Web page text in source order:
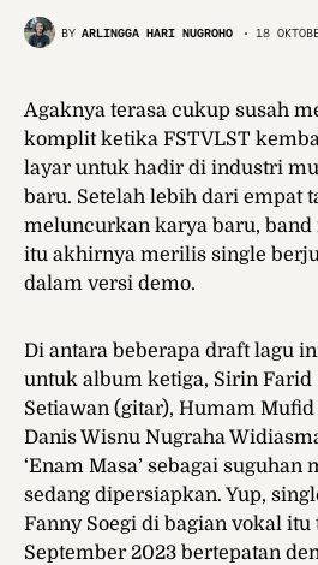
BY ARLINGGA HARI NUGROHO 18
Agaknya terasa cukup susah
komplit ketika FSTVLST
layar untuk hadir di industri
baru. Setelah lebih dari empat
meluncurkan karya baru, band
itu akhirnya merilis single
dalam versi demo.
Di antara beberapa draft lagu
untuk album ketiga, Sirin Farid
Setiawan (gitar), Humam
Danis Wisnu Nugraha
‘Enam Masa’ sebagai
sedang dipersiapkan. Yup,
Fanny Soegi di bagian vokal
September 2023 bertepatan